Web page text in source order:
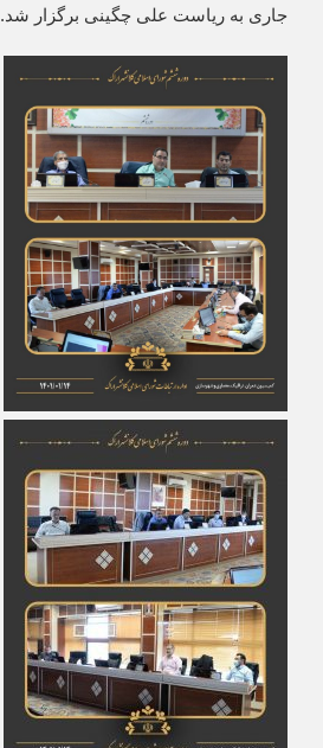
جاری به ریاست علی چگینی برگزار شد.